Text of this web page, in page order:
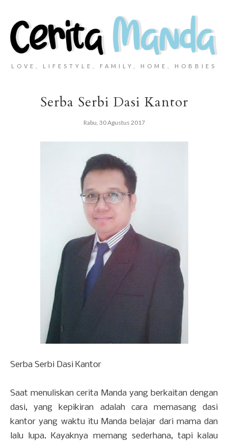
LOVE, LIFESTYLE, FAMILY, HOME, HOBBIES
Serba Serbi Dasi Kantor
Rabu, 30 Agustus 2017
Serba Serbi Dasi Kantor
Saat menuliskan cerita Manda yang berkaitan dengan
dasi, yang kepikiran adalah cara memasang dasi
kantor yang waktu itu Manda belajar dari mama dan
lalu lupa. Kayaknya memang sederhana, tapi kalau